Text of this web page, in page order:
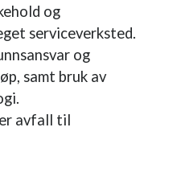
og
serviceverksted.
og
samt bruk av
avfall til